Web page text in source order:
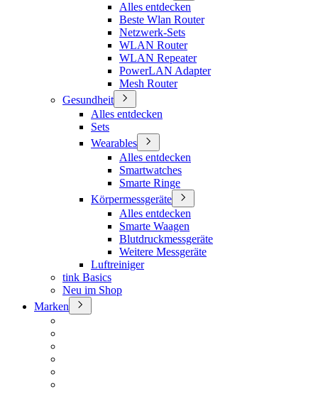
Alles entdecken
Beste Wlan Router
Netzwerk-Sets
WLAN Router
WLAN Repeater
PowerLAN Adapter
Mesh Router
Gesundheit
Alles entdecken
Sets
Wearables
Alles entdecken
Smartwatches
Smarte Ringe
Körpermessgeräte
Alles entdecken
Smarte Waagen
Blutdruckmessgeräte
Weitere Messgeräte
Luftreiniger
tink Basics
Neu im Shop
Marken